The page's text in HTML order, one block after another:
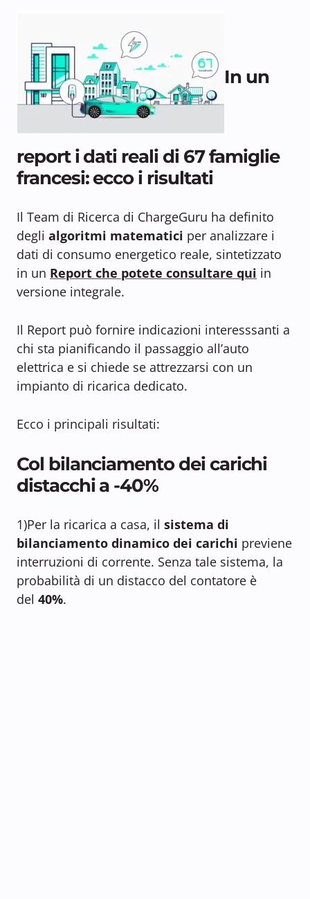
In un
report i dati reali di 67 famiglie
francesi: ecco i risultati
Il Team di Ricerca di ChargeGuru ha definito
degli algoritmi matematici per analizzare i
dati di consumo energetico reale, sintetizzato
in un Report che potete consultare qui in
versione integrale.
Il Report può fornire indicazioni interesssanti a
chi sta pianificando il passaggio all’auto
elettrica e si chiede se attrezzarsi con un
impianto di ricarica dedicato.
Ecco i principali risultati:
Col bilanciamento dei carichi
distacchi a -40%
1)Per la ricarica a casa, il sistema di
bilanciamento dinamico dei carichi previene
interruzioni di corrente. Senza tale sistema, la
probabilità di un distacco del contatore è
del 40%.